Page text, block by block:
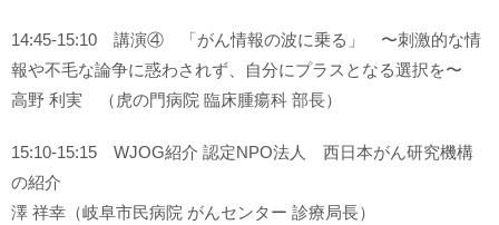
14:45-15:10 講演④ 「がん情報の波に乗る」 〜刺激的な情
報や不毛な論争に惑わされず、自分にプラスとなる選択を〜
高野 利実 （虎の門病院 臨床腫瘍科 部長）
15:10-15:15 WJOG紹介 認定NPO法人 西日本がん研究機構
の紹介
澤 祥幸（岐阜市民病院 がんセンター 診療局長）